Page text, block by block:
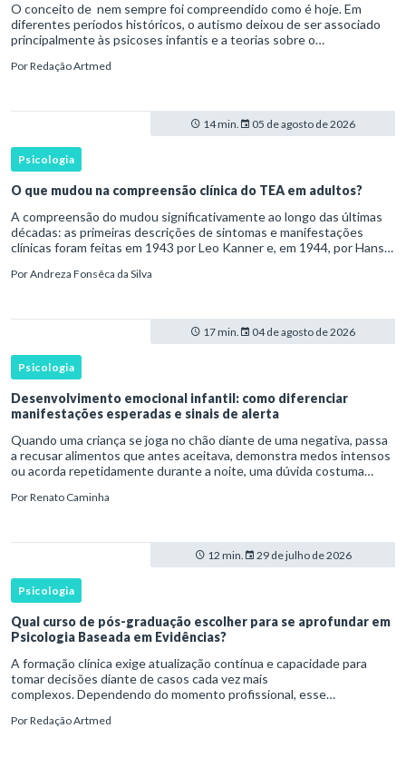
O conceito de nem sempre foi compreendido como é hoje. Em
diferentes períodos históricos, o autismo deixou de ser associado
principalmente às psicoses infantis e a teorias sobre o
transtorno do des
PorRedação Artmed
14 min. 05 de agosto de 2026
Psicologia
O que mudou na compreensão clínica do TEA em adultos?
A compreensão do mudou significativamente ao longo das últimas
décadas: as primeiras descrições de sintomas e manifestações
clínicas foram feitas em 1943 por Leo Kanner e, em 1944, por Hans
PorAndreza Fonsêca da Silva
17 min. 04 de agosto de 2026
Psicologia
Desenvolvimento emocional infantil: como diferenciar
manifestações esperadas e sinais de alerta
Quando uma criança se joga no chão diante de uma negativa, passa
a recusar alimentos que antes aceitava, demonstra medos intensos
ou acorda repetidamente durante a noite, uma dúvida costuma
PorRenato Caminha
12 min. 29 de julho de 2026
Psicologia
Qual curso de pós-graduação escolher para se aprofundar em
Psicologia Baseada em Evidências?
A formação clínica exige atualização contínua e capacidade para
tomar decisões diante de casos cada vez mais
complexos. Dependendo do momento profissional, esse
aprofundamento em ou a especializaçã
PorRedação Artmed